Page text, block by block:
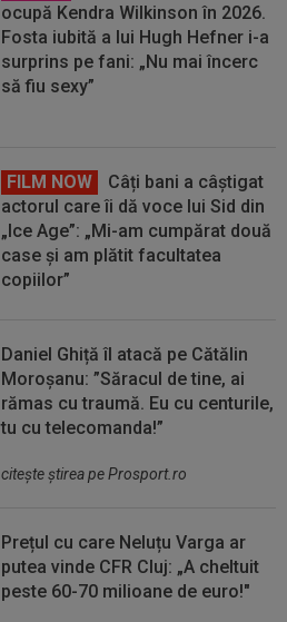
ocupă Kendra Wilkinson în 2026.
Fosta iubită a lui Hugh Hefner i-a
surprins pe fani: „Nu mai încerc
să fiu sexy”
FILM NOW
Câți bani a câștigat
actorul care îi dă voce lui Sid din
„Ice Age”: „Mi-am cumpărat două
case și am plătit facultatea
copiilor”
Daniel Ghiță îl atacă pe Cătălin
Moroșanu: ”Săracul de tine, ai
rămas cu traumă. Eu cu centurile,
tu cu telecomanda!”
citeşte ştirea pe Prosport.ro
Prețul cu care Neluțu Varga ar
putea vinde CFR Cluj: „A cheltuit
peste 60-70 milioane de euro!"